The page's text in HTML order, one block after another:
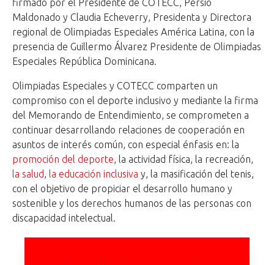
firmado por el Presidente de COTECC, Persio
Maldonado y Claudia Echeverry, Presidenta y Directora
regional de Olimpiadas Especiales América Latina, con la
presencia de Guillermo Álvarez Presidente de Olimpiadas
Especiales República Dominicana.
Olimpiadas Especiales y COTECC comparten un
compromiso con el deporte inclusivo y mediante la firma
del Memorando de Entendimiento, se comprometen a
continuar desarrollando relaciones de cooperación en
asuntos de interés común, con especial énfasis en: la
promoción del deporte, la actividad física, la recreación,
la salud, la educación inclusiva y, la masificación del tenis,
con el objetivo de propiciar el desarrollo humano y
sostenible y los derechos humanos de las personas con
discapacidad intelectual.